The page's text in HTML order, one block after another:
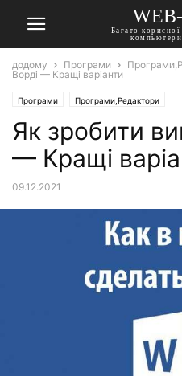
Багато
компьютери
додому Програми
Ворді — Кращі варіанти
Програми Програми,Редактори
Як зробити
— Кращі
09.12.2021